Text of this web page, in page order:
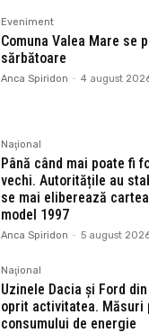
Eveniment
Comuna Valea Mare se
sărbătoare
Anca Spiridon - 4 august
Naţional
Până când mai poate fi
vechi. Autoritățile au
se mai eliberează
model 1997
Anca Spiridon - 5 august
Naţional
Uzinele Dacia și Ford
oprit activitatea. Măsuri
consumului de energie